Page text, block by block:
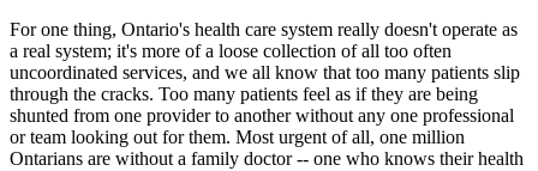
For one thing, Ontario's health care system really doesn't operate as
a real system; it's more of a loose collection of all too often
uncoordinated services, and we all know that too many patients slip
through the cracks. Too many patients feel as if they are being
shunted from one provider to another without any one professional
or team looking out for them. Most urgent of all, one million
Ontarians are without a family doctor -- one who knows their health